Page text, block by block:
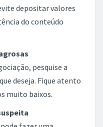
depositar valores
do conteúdo
pesquise a
deseja. Fique atento
muito baixos.